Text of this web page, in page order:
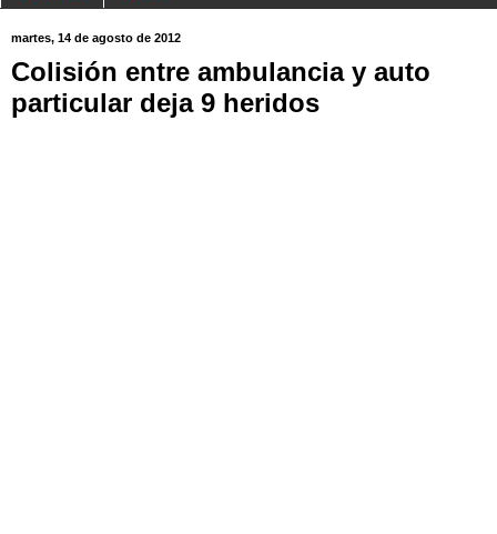
martes, 14 de agosto de 2012
Colisión entre ambulancia y auto
particular deja 9 heridos